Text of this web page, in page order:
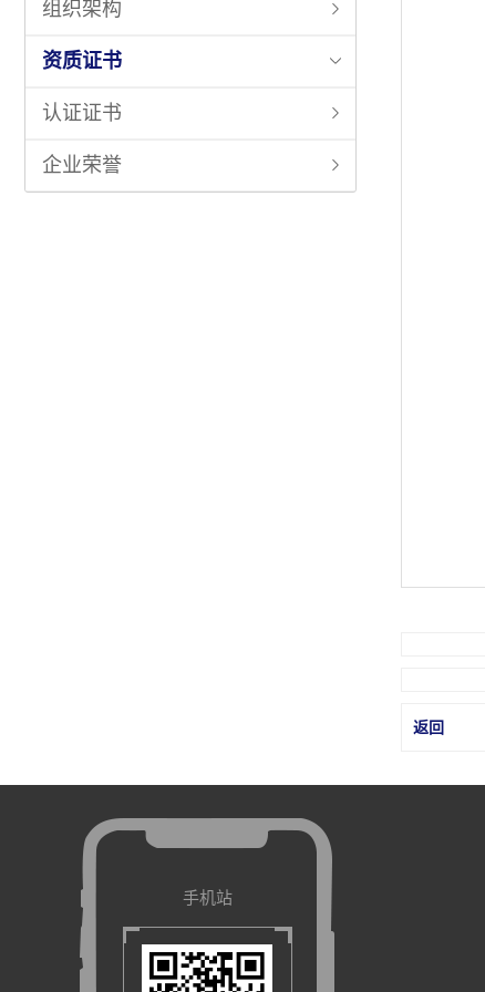
组织架构
资质证书
认证证书
企业荣誉
返回
手机站